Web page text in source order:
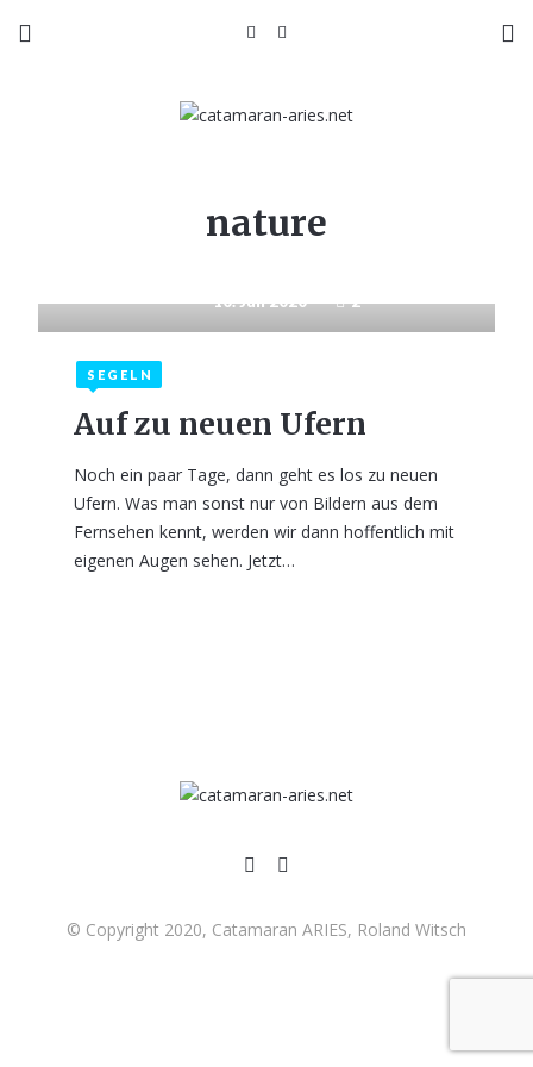
nature
10. Juli 2020 2
SEGELN
Auf zu neuen Ufern
Noch ein paar Tage, dann geht es los zu neuen
Ufern. Was man sonst nur von Bildern aus dem
Fernsehen kennt, werden wir dann hoffentlich mit
eigenen Augen sehen. Jetzt…
© Copyright 2020, Catamaran ARIES, Roland Witsch